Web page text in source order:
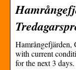
Hamrångefjärden,
with current
for the next 3 days.